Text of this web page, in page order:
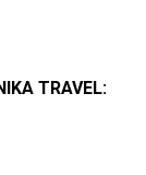
TRAVEL: